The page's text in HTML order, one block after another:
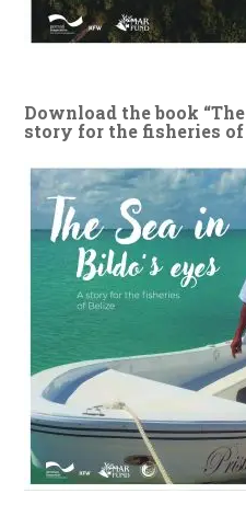
Download the book
story for the fisheries of